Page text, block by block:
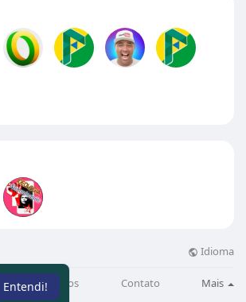
Entendi!
Idioma
Artigos Contato Mais